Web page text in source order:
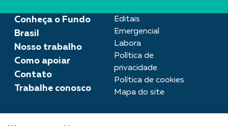
Conheça o Fundo
Brasil
Nosso trabalho
Como apoiar
Contato
Trabalhe conosco
Editais
Emergencial
Labora
Política de
privacidade
Política de cookies
Mapa do site